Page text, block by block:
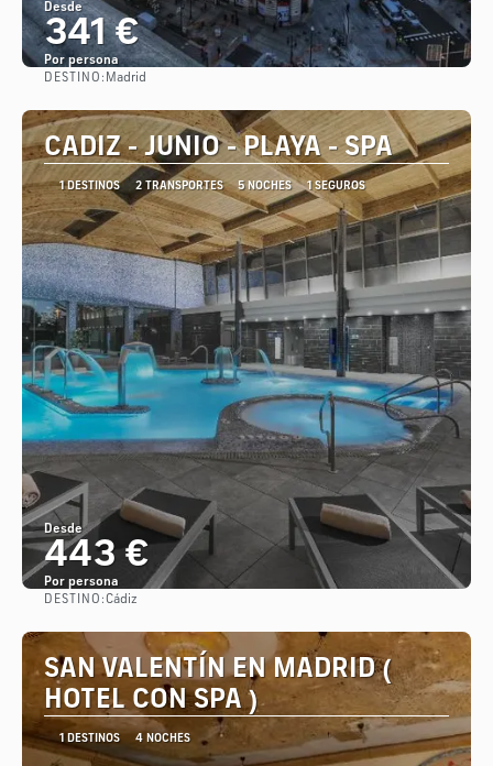
Desde
341 €
Por persona
DESTINO: Madrid
CADIZ - JUNIO - PLAYA - SPA
1 DESTINOS 2 TRANSPORTES 5 NOCHES 1 SEGUROS
Desde
443 €
Por persona
DESTINO:Cádiz
SAN VALENTÍN EN MADRID (
HOTEL CON SPA )
1 DESTINOS 4 NOCHES